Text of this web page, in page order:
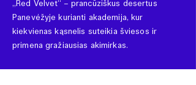
„Red Velvet“ – prancūziškus desertus
Panevėžyje kurianti akademija, kur
kiekvienas kąsnelis suteikia šviesos ir
primena gražiausias akimirkas.